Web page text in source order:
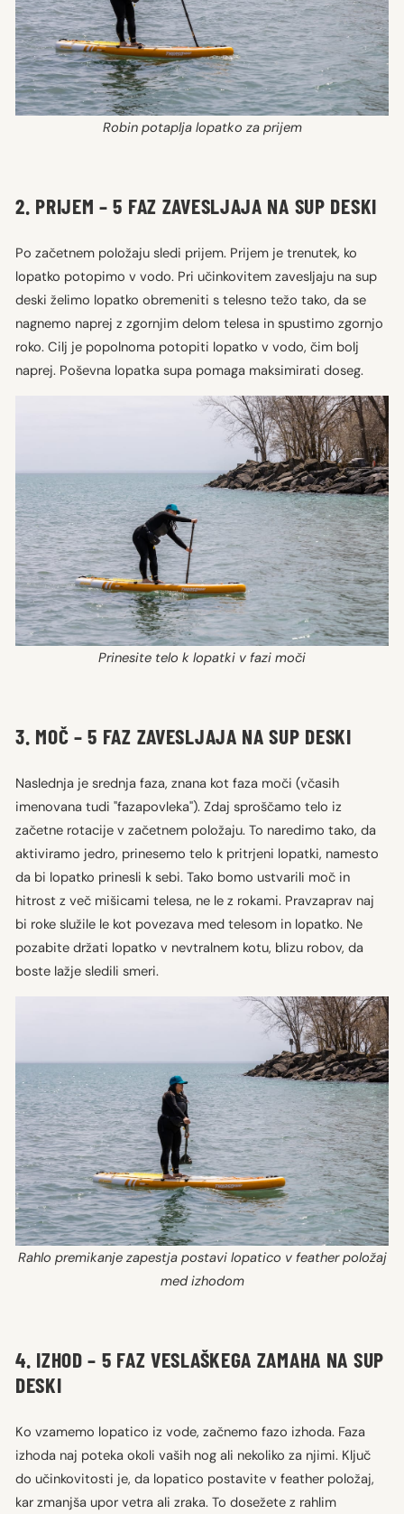
Robin potaplja lopatko za prijem
2. PRIJEM – 5 FAZ ZAVESLJAJA NA SUP DESKI
Po začetnem položaju sledi prijem. Prijem je trenutek, ko
lopatko potopimo v vodo. Pri učinkovitem zavesljaju na sup
deski želimo lopatko obremeniti s telesno težo tako, da se
nagnemo naprej z zgornjim delom telesa in spustimo zgornjo
roko. Cilj je popolnoma potopiti lopatko v vodo, čim bolj
naprej. Poševna lopatka supa pomaga maksimirati doseg.
Prinesite telo k lopatki v fazi moči
3. MOČ – 5 FAZ ZAVESLJAJA NA SUP DESKI
Naslednja je srednja faza, znana kot faza moči (včasih
imenovana tudi "fazapovleka"). Zdaj sproščamo telo iz
začetne rotacije v začetnem položaju. To naredimo tako, da
aktiviramo jedro, prinesemo telo k pritrjeni lopatki, namesto
da bi lopatko prinesli k sebi. Tako bomo ustvarili moč in
hitrost z več mišicami telesa, ne le z rokami. Pravzaprav naj
bi roke služile le kot povezava med telesom in lopatko. Ne
pozabite držati lopatko v nevtralnem kotu, blizu robov, da
boste lažje sledili smeri.
Rahlo premikanje zapestja postavi lopatico v feather položaj
med izhodom
4. IZHOD – 5 FAZ VESLAŠKEGA ZAMAHA NA SUP
DESKI
Ko vzamemo lopatico iz vode, začnemo fazo izhoda. Faza
izhoda naj poteka okoli vaših nog ali nekoliko za njimi. Ključ
do učinkovitosti je, da lopatico postavite v feather položaj,
kar zmanjša upor vetra ali zraka. To dosežete z rahlim